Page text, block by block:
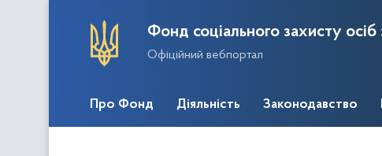
Фонд соціального захисту осіб
Офіційний вебпортал
Про Фонд Діяльність Законодавство